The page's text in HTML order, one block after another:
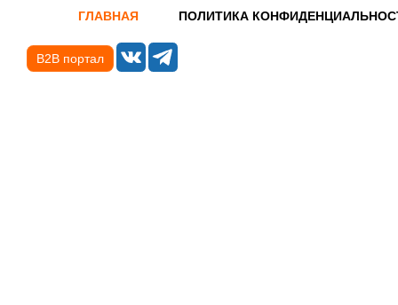
ГЛАВНАЯ ПОЛИТИКА
B2B портал